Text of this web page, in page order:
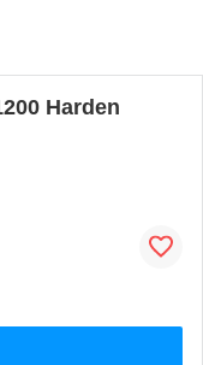
Harden